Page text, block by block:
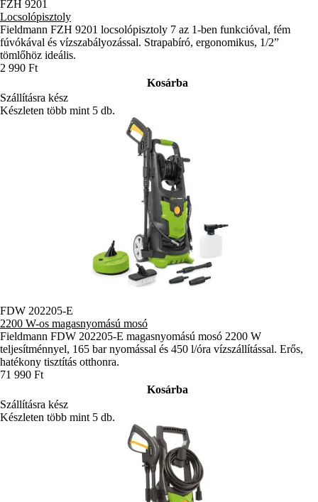
FZH 9201
Locsolópisztoly
Fieldmann FZH 9201 locsolópisztoly 7 az 1-ben funkcióval, fém
fúvókával és vízszabályozással. Strapabíró, ergonomikus, 1/2”
tömlőhöz ideális.
2 990 Ft
Kosárba
Szállításra kész
Készleten több mint 5 db.
FDW 202205-E
2200 W-os magasnyomású mosó
Fieldmann FDW 202205-E magasnyomású mosó 2200 W
teljesítménnyel, 165 bar nyomással és 450 l/óra vízszállítással. Erős,
hatékony tisztítás otthonra.
71 990 Ft
Kosárba
Szállításra kész
Készleten több mint 5 db.